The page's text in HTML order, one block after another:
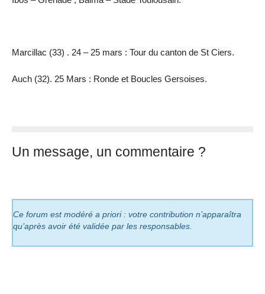
Marcillac (33) . 24 – 25 mars : Tour du canton de St Ciers.
Auch (32). 25 Mars : Ronde et Boucles Gersoises.
Un message, un commentaire ?
Ce forum est modéré a priori : votre contribution n’apparaîtra
qu’après avoir été validée par les responsables.